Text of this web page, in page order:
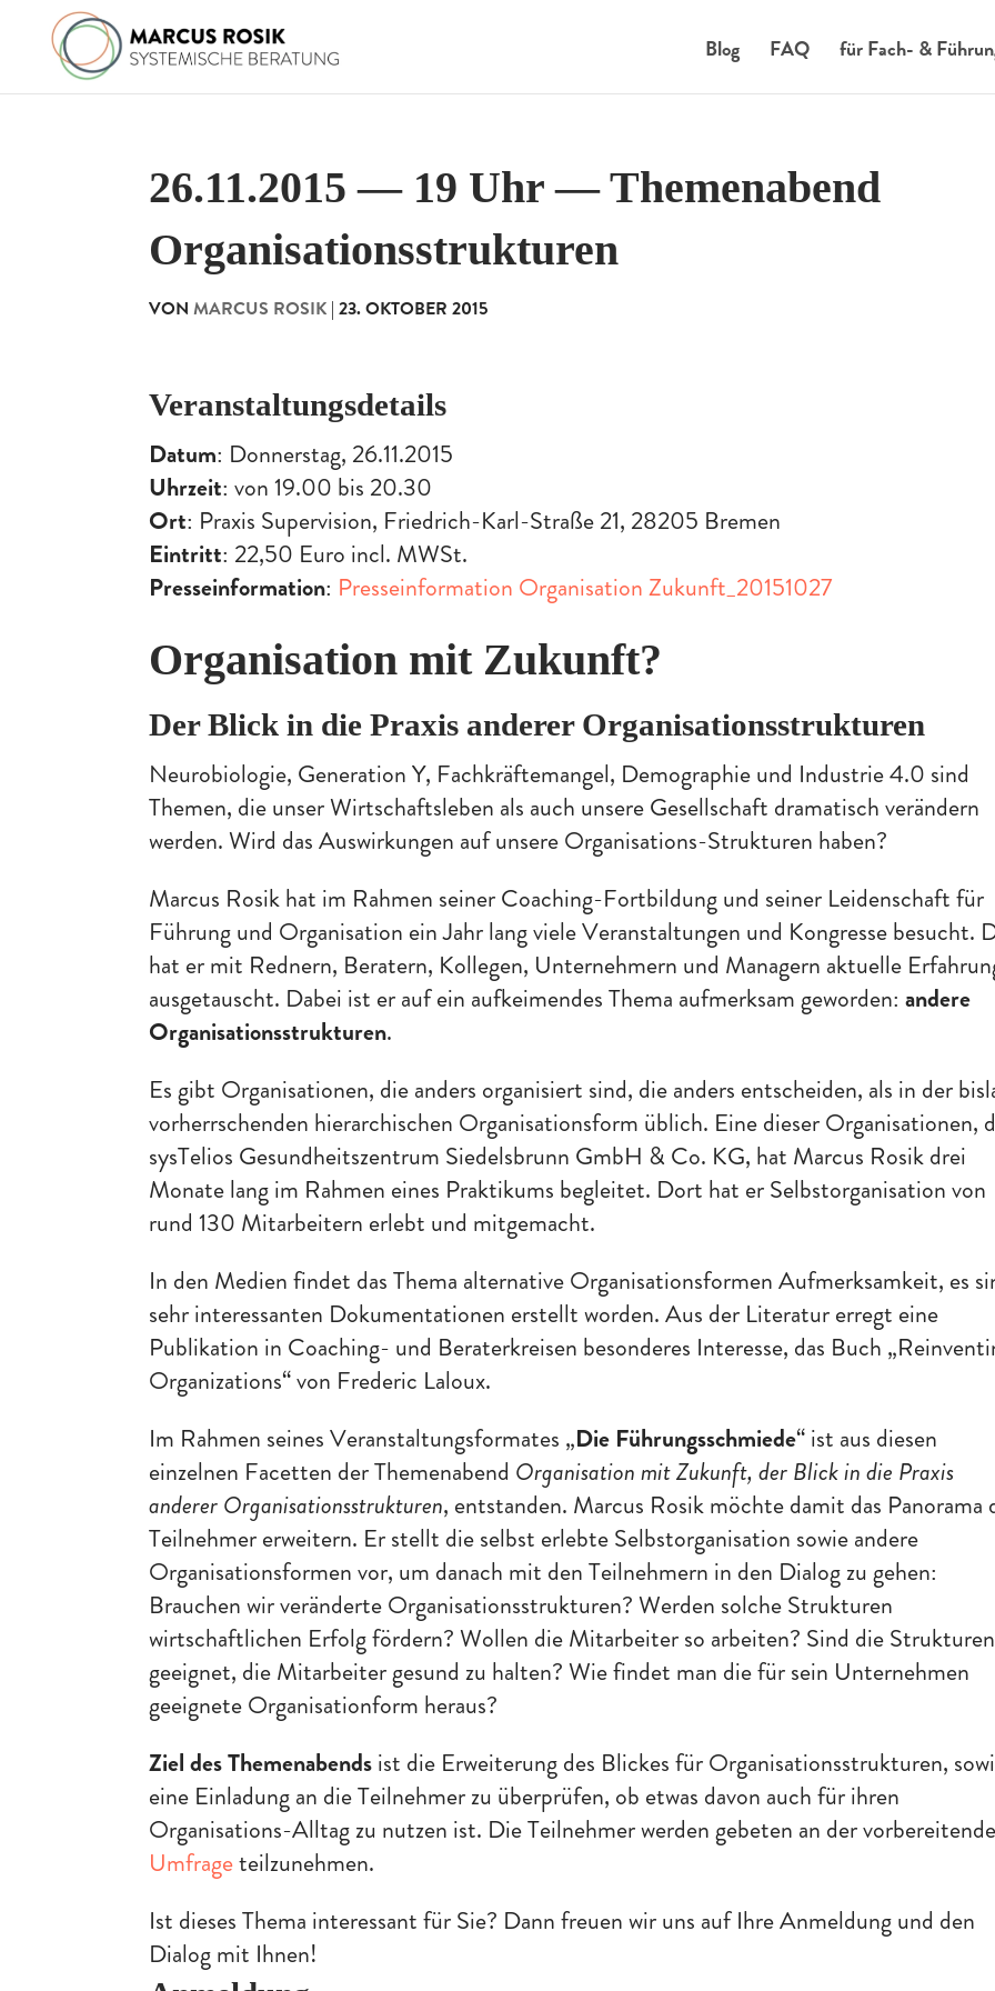
Blog FAQ für Fach- &
26.11.2015 — 19 Uhr — Themenabend
Organisationsstrukturen
VONMARCUS ROSIK |23. OKTOBER 2015
Veranstaltungsdetails
Datum: Donnerstag, 26.11.2015
Uhrzeit: von 19.00 bis 20.30
Ort: Praxis Supervision, Friedrich-Karl-Straße 21, 28205 Bremen
Eintritt: 22,50 Euro incl. MWSt.
Presseinformation: Presseinformation Organisation Zukunft_20151027
Organisation mit Zukunft?
Der Blick in die Praxis anderer Organisationsstrukturen
Neurobiologie, Generation Y, Fachkräftemangel, Demographie und Industrie 4.0 sind
Themen, die unser Wirtschaftsleben als auch unsere Gesellschaft dramatisch verändern
werden. Wird das Auswirkungen auf unsere Organisations-Strukturen haben?
Marcus Rosik hat im Rahmen seiner Coaching-Fortbildung und seiner Leidenschaft für
Führung und Organisation ein Jahr lang viele Veranstaltungen und Kongresse besucht.
hat er mit Rednern, Beratern, Kollegen, Unternehmern und Managern aktuelle
ausgetauscht. Dabei ist er auf ein aufkeimendes Thema aufmerksam geworden:andere
Organisationsstrukturen.
Es gibt Organisationen, die anders organisiert sind, die anders entscheiden, als in der
vorherrschenden hierarchischen Organisationsform üblich. Eine dieser Organisationen,
sysTelios Gesundheitszentrum Siedelsbrunn GmbH & Co. KG, hat Marcus Rosik drei
Monate lang im Rahmen eines Praktikums begleitet. Dort hat er Selbstorganisation von
rund 130 Mitarbeitern erlebt und mitgemacht.
In den Medien findet das Thema alternative Organisationsformen Aufmerksamkeit, es
sehr interessanten Dokumentationen erstellt worden. Aus der Literatur erregt eine
Publikation in Coaching- und Beraterkreisen besonderes Interesse, das Buch
Organizations“ von Frederic Laloux.
Im Rahmen seines Veranstaltungsformates „Die Führungsschmiede“ ist aus diesen
einzelnen Facetten der Themenabend Organisation mit Zukunft, der Blick in die Praxis
anderer Organisationsstrukturen, entstanden. Marcus Rosik möchte damit das Panorama
Teilnehmer erweitern. Er stellt die selbst erlebte Selbstorganisation sowie andere
Organisationsformen vor, um danach mit den Teilnehmern in den Dialog zu gehen:
Brauchen wir veränderte Organisationsstrukturen? Werden solche Strukturen
wirtschaftlichen Erfolg fördern? Wollen die Mitarbeiter so arbeiten? Sind die Strukturen
geeignet, die Mitarbeiter gesund zu halten? Wie findet man die für sein Unternehmen
geeignete Organisationform heraus?
Ziel des Themenabendsist die Erweiterung des Blickes für Organisationsstrukturen,
eine Einladung an die Teilnehmer zu überprüfen, ob etwas davon auch für ihren
Organisations-Alltag zu nutzen ist. Die Teilnehmer werden gebeten an der
Umfrageteilzunehmen.
Ist dieses Thema interessant für Sie? Dann freuen wir uns auf Ihre Anmeldung und den
Dialog mit Ihnen!